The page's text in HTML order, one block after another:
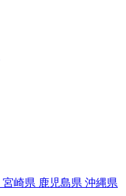
宮崎県 鹿児島県 沖縄県